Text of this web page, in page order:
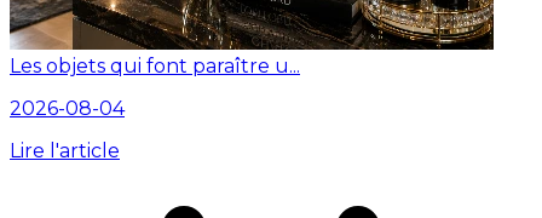
Les objets qui font paraître u...
2026-08-04
Lire l'article